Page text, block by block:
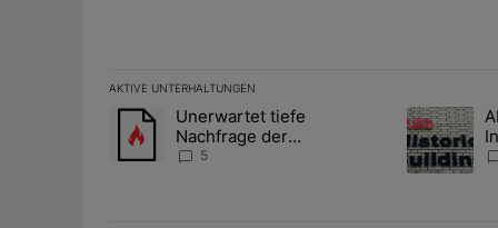
AKTIVE UNTERHALTUNGEN
Das Folgende ist eine Liste der am meisten
Ein Trendartikel mit dem Titel "Unerwartet tiefe
Unerwartet tiefe
Nachfrage der
Zentralbanken könnte
5
Ein